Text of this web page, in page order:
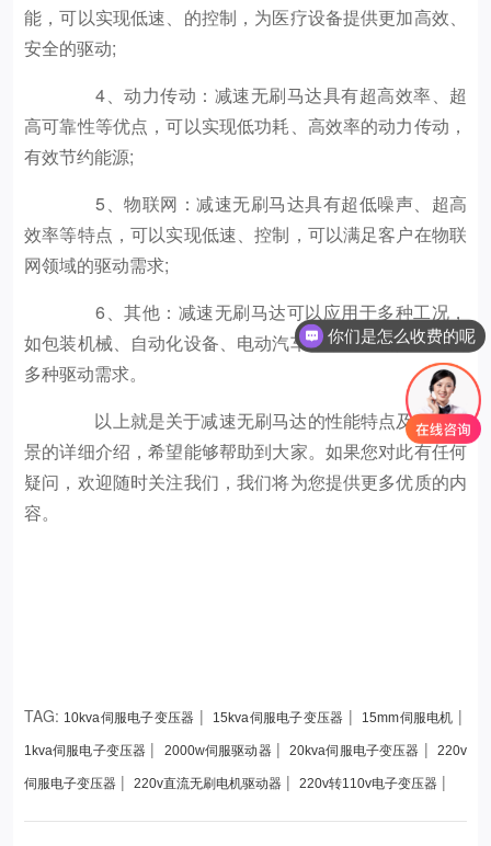
能，可以实现低速、的控制，为医疗设备提供更加高效、
安全的驱动;
4、动力传动：减速无刷马达具有超高效率、超
高可靠性等优点，可以实现低功耗、高效率的动力传动，
有效节约能源;
5、物联网：减速无刷马达具有超低噪声、超高
效率等特点，可以实现低速、控制，可以满足客户在物联
网领域的驱动需求;
6、其他：减速无刷马达可以应用于多种工况，
如包装机械、自动化设备、电动汽车等，能够满足客户的
多种驱动需求。
以上就是关于减速无刷马达的性能特点及应用场
景的详细介绍，希望能够帮助到大家。如果您对此有任何
疑问，欢迎随时关注我们，我们将为您提供更多优质的内
容。
TAG: 10kva伺服电子变压器 | 15kva伺服电子变压器 | 15mm伺服电机 |
1kva伺服电子变压器 | 2000w伺服驱动器|20kva伺服电子变压器 |220v
伺服电子变压器 | 220v直流无刷电机驱动器 | 220v转110v电子变压器 |
你们是怎么收费的呢
现在有优惠活动吗